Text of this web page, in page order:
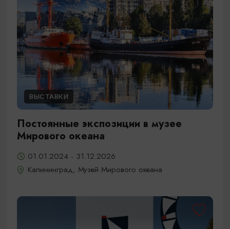
ВЫСТАВКИ
Постоянные экспозиции в музее
Мирового океана
01.01.2024 - 31.12.2026
Калининград, Музей Мирового океана